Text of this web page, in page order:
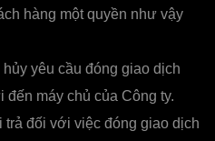
hàng một quyền như vậy
yêu cầu đóng giao dịch
máy chủ của Công ty.
trả đối với việc đóng giao dịch